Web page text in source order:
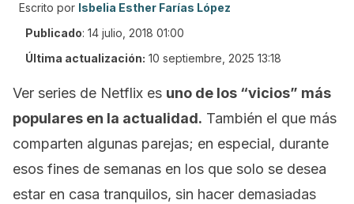
Escrito por Isbelia Esther Farías López
Publicado: 14 julio, 2018 01:00
Última actualización: 10 septiembre, 2025 13:18
Ver series de Netflix es uno de los “vicios” más
populares en la actualidad. También el que más
comparten algunas parejas; en especial, durante
esos fines de semanas en los que solo se desea
estar en casa tranquilos, sin hacer demasiadas